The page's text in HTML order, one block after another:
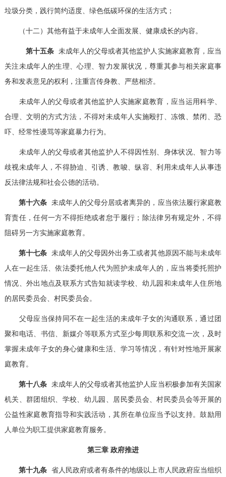
垃圾分类，践行简约适度、绿色低碳环保的生活方式；
（十二）其他有益于未成年人全面发展、健康成长的内容。
第十五条 未成年人的父母或者其他监护人实施家庭教育，应当
关注未成年人的生理、心理、智力发展状况，尊重其参与相关家庭事
务和发表意见的权利，注重言传身教、严慈相济。
未成年人的父母或者其他监护人实施家庭教育，应当运用科学、
合理、文明的方式方法，不得对未成年人实施殴打、冻饿、禁闭、恐
吓、经常性谩骂等家庭暴力行为。
未成年人的父母或者其他监护人不得因性别、身体状况、智力等
歧视未成年人，不得胁迫、引诱、教唆、纵容、利用未成年人从事违
反法律法规和社会公德的活动。
第十六条 未成年人的父母分居或者离异的，应当依法履行家庭教
育责任，任何一方不得拒绝或者怠于履行；除法律另有规定外，不得
阻碍另一方实施家庭教育。
第十七条 未成年人的父母因外出务工或者其他原因不能与未成年
人在一起生活、依法委托他人代为照护未成年人的，应当将委托照护
情况、外出地点及联系方式告知就读学校、幼儿园和未成年人住所地
的居民委员会、村民委员会。
父母应当保持同不在一起生活的未成年子女的沟通联系，通过团
聚和电话、书信、新媒介等联系方式至少每周联系和交流一次，及时
掌握未成年子女的身心健康和生活、学习等情况，有针对性地开展家
庭教育。
第十八条 未成年人的父母或者其他监护人应当积极参加有关国家
机关、群团组织、学校、幼儿园、居民委员会、村民委员会等开展的
公益性家庭教育指导和实践活动，其所在单位应当予以支持。鼓励用
人单位为职工提供家庭教育服务。
第三章 政府推进
第十九条 省人民政府或者有条件的地级以上市人民政府应当组织